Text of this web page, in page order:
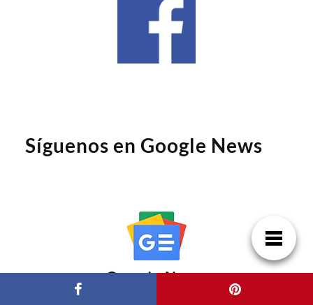
Síguenos en Google News